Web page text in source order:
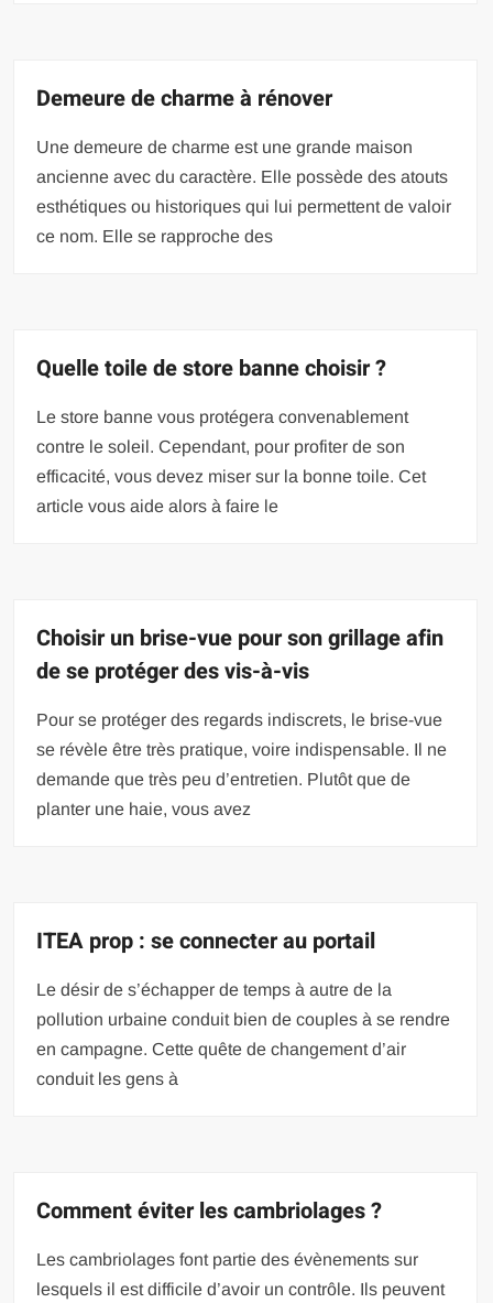
Demeure de charme à rénover
Une demeure de charme est une grande maison
ancienne avec du caractère. Elle possède des atouts
esthétiques ou historiques qui lui permettent de valoir
ce nom. Elle se rapproche des
Quelle toile de store banne choisir ?
Le store banne vous protégera convenablement
contre le soleil. Cependant, pour profiter de son
efficacité, vous devez miser sur la bonne toile. Cet
article vous aide alors à faire le
Choisir un brise-vue pour son grillage afin
de se protéger des vis-à-vis
Pour se protéger des regards indiscrets, le brise-vue
se révèle être très pratique, voire indispensable. Il ne
demande que très peu d’entretien. Plutôt que de
planter une haie, vous avez
ITEA prop : se connecter au portail
Le désir de s’échapper de temps à autre de la
pollution urbaine conduit bien de couples à se rendre
en campagne. Cette quête de changement d’air
conduit les gens à
Comment éviter les cambriolages ?
Les cambriolages font partie des évènements sur
lesquels il est difficile d’avoir un contrôle. Ils peuvent